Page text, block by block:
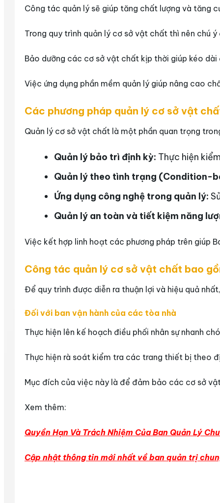
Công tác quản lý sẽ giúp tăng chất lượng và tăng
Trong quy trình quản lý cơ sở vật chất thì nên chú
Bảo dưỡng các cơ sở vật chất kịp thời giúp kéo
Việc ứng dụng phần mềm quản lý giúp nâng cao
Các phương pháp quản lý cơ sở vật
Quản lý cơ sở vật chất là một phần quan trọng
Quản lý bảo trì định kỳ: Thực hiện
Quản lý theo tình trạng (Condition-
Ứng dụng công nghệ trong quản lý:
Quản lý an toàn và tiết kiệm năng
Việc kết hợp linh hoạt các phương pháp trên giúp
Công tác quản lý cơ sở vật chất bao
Để quy trình được diễn ra thuận lợi và hiệu quả
Đối với ban vận hành của các tòa nhà
Thực hiện lên kế hoạch điều phối nhân sự nhanh
Thực hiện rà soát kiểm tra các trang thiết bị theo
Mục đích của việc này là để đảm bảo các cơ sở
Xem thêm:
Quyền Hạn Và Trách Nhiệm Của Ban Quản Lý
Cập nhật thông tin mới nhất về ban quản trị